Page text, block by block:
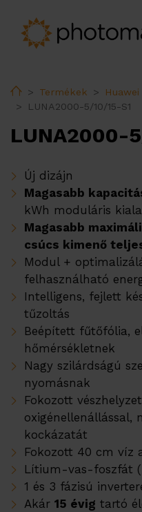
HomeTermékek
LUNA2000-5/10/15-S1
LUNA2000-
Új dizájn
Magasabb
kWh moduláris
Magasabb
csúcs kimenő
Modul +
felhasználható
Intelligens, fejlett
tűzoltás
Beépített fűtőfólia,
hőmérsékletnek
Nagy szilárdságú
nyomásnak
Fokozott
oxigénellenállással,
kockázatát
Fokozott 40 cm víz
Lítium-vas-foszfát
1 és 3 fázisú
Akár 15 évig tartó
Termékek
Huawei Lakossági
Huawei Energiatárolók
Huawei
Huawei kiegészítők
Huawei EV töltők
Ekoenergetyka EV
PV tartószerkezetek
ERA hőszivattyúk
Referenciák
Szolgáltatások
EMS
Műszaki támogatás
Adatközpont